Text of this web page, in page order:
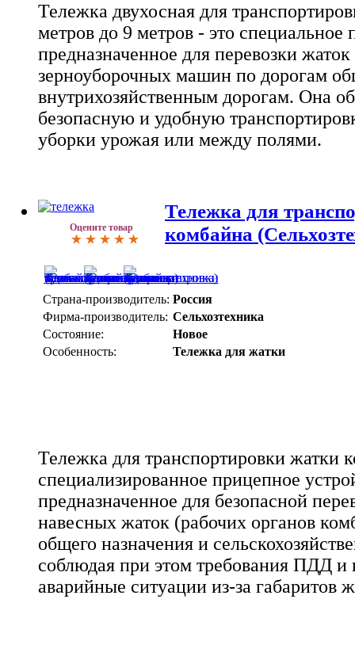
Тележка двухосная для
метров до 9 метров - это специальное
предназначенное для перевозки
зерноуборочных машин по дорогам
внутрихозяйственным дорогам. Она
безопасную и удобную
уборки урожая или между полями.
Оцените товар
Тележка для
комбайна
Страна-производитель: Россия
Фирма-производитель: Сельхозтехника
Состояние:
Новое
Особенность:
Тележка для жатки
Тележка для транспортировки жатки
специализированное прицепное
предназначенное для безопасной
навесных жаток (рабочих органов
общего назначения и
соблюдая при этом требования ПДД и
аварийные ситуации из-за габаритов